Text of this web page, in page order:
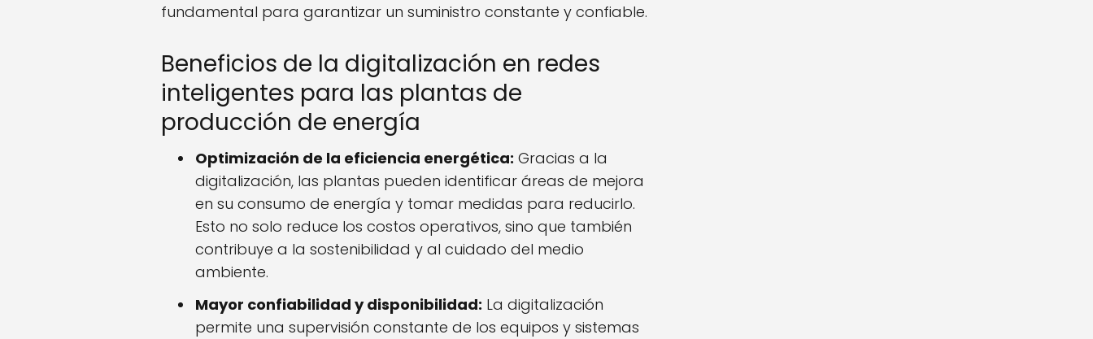
fundamental para garantizar un suministro constante y confiable.
Beneficios de la digitalización en redes
inteligentes para las plantas de
producción de energía
Optimización de la eficiencia energética: Gracias a la
digitalización, las plantas pueden identificar áreas de mejora
en su consumo de energía y tomar medidas para reducirlo.
Esto no solo reduce los costos operativos, sino que también
contribuye a la sostenibilidad y al cuidado del medio
ambiente.
Mayor confiabilidad y disponibilidad: La digitalización
permite una supervisión constante de los equipos y sistemas